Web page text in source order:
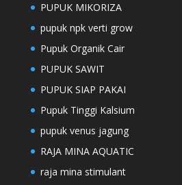
PUPUK MIKORIZA
pupuk npk verti grow
Pupuk Organik Cair
PUPUK SAWIT
PUPUK SIAP PAKAI
Pupuk Tinggi Kalsium
pupuk venus jagung
RAJA MINA AQUATIC
raja mina stimulant